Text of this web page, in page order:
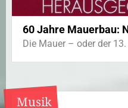
60 Jahre Mauerbau:
Die Mauer – oder der
Musik